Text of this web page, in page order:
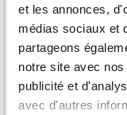
et les annonces,
médias sociaux et
partageons
notre site avec
publicité et
avec d'autres
Étui Smart Folio iPad Air 2020/
11 2021 Business Style